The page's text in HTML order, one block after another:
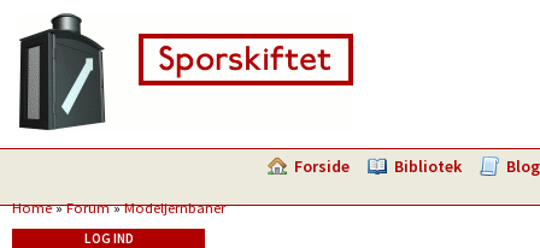
Forside Bibliotek Blog
Home»Forum»Modeljernbaner
LOG IND